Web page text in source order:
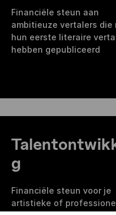
Financiële steun aan
ambitieuze vertalers die
hun eerste literaire
hebben gepubliceerd
g
Financiële steun voor je
artistieke of